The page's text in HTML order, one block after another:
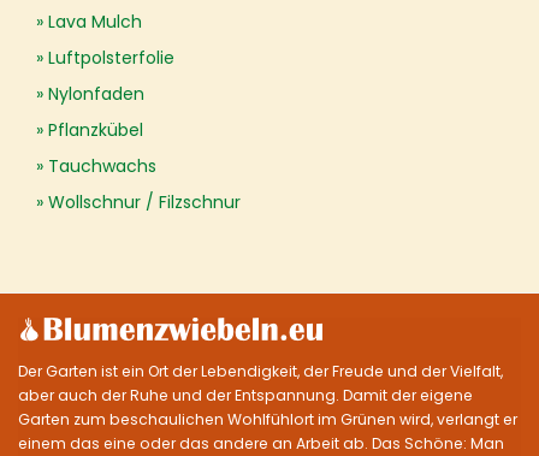
Lava Mulch
Luftpolsterfolie
Nylonfaden
Pflanzkübel
Tauchwachs
Wollschnur / Filzschnur
Der Garten ist ein Ort der Lebendigkeit, der Freude und der Vielfalt,
aber auch der Ruhe und der Entspannung. Damit der eigene
Garten zum beschaulichen Wohlfühlort im Grünen wird, verlangt er
einem das eine oder das andere an Arbeit ab. Das Schöne: Man